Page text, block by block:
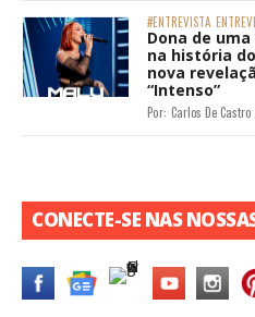
#ENTREVISTA
Dona de
na história
nova
“Intenso”
Por: Carlos De Castro
CONECTE-SE NAS